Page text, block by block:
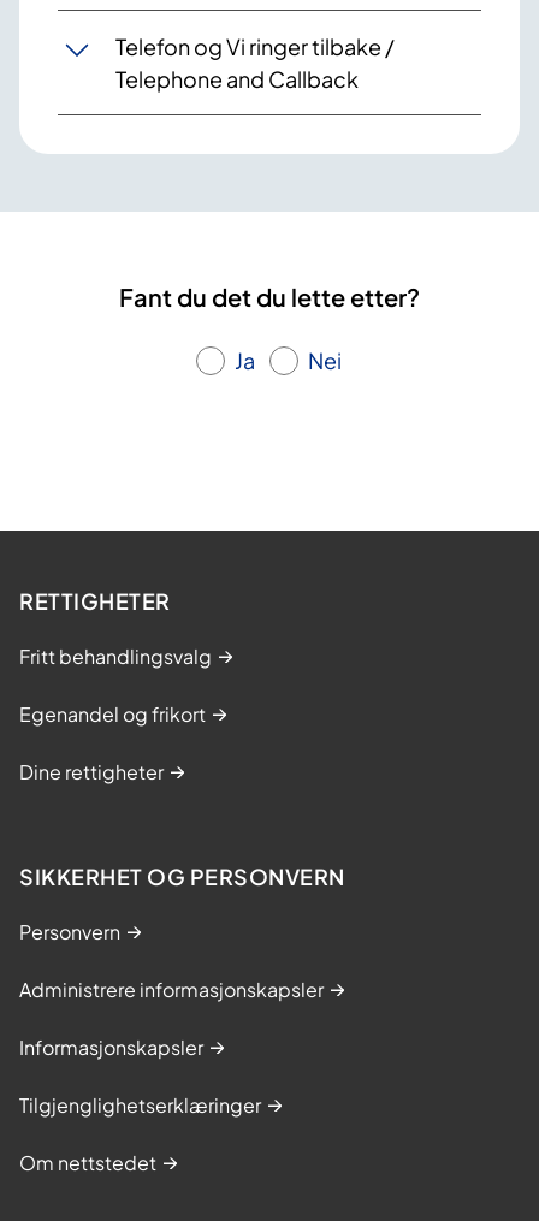
Telefon og Vi ringer tilbake /
Telephone and Callback
Fant du det du lette etter?
Ja Nei
RETTIGHETER
Fritt behandlingsvalg
Egenandel og frikort
Dine rettigheter
SIKKERHET OG PERSONVERN
Personvern
Administrere informasjonskapsler
Informasjonskapsler
Tilgjenglighetserklæringer
Om nettstedet